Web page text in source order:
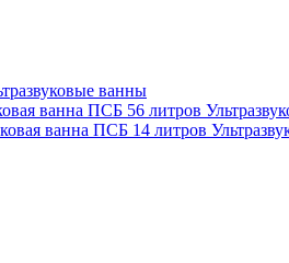
ванны
ванна ПСБ 56 литров
ванна ПСБ 14 литров